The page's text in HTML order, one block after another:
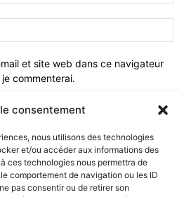
consentement
nous utilisons des technologies
et/ou accéder aux informations des
ces technologies nous permettra de
comportement de navigation ou les ID
pas consentir ou de retirer son
et site web dans ce navigateur
commenterai.